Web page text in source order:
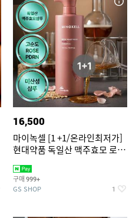
16,500
마이녹셀 [1 +1/온라인최저가]
현대약품 독일산 맥주효모 로즈
1000ml (정가 100,000원)
구매 999+
GS SHOP 1